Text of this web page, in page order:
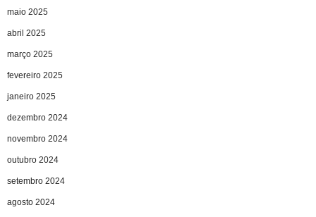
maio 2025
abril 2025
março 2025
fevereiro 2025
janeiro 2025
dezembro 2024
novembro 2024
outubro 2024
setembro 2024
agosto 2024